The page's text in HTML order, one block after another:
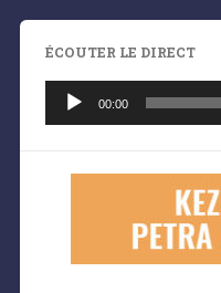
ÉCOUTER LE DIRECT
audio
00:00